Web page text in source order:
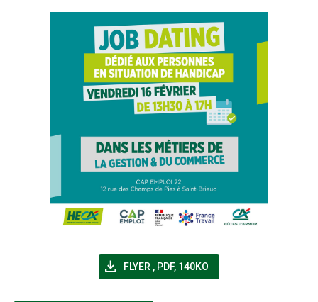
file_download FLYER (NOUVELLE FENÊTRE)
, PDF, 140KO